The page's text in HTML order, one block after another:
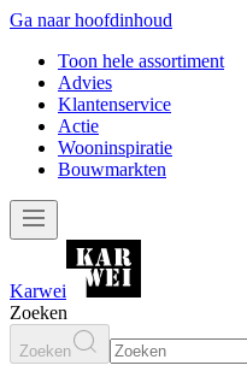
Ga naar hoofdinhoud
Toon hele assortiment
Advies
Klantenservice
Actie
Wooninspiratie
Bouwmarkten
Karwei
Zoeken
Zoeken